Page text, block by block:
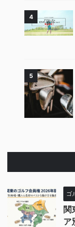
4
5
ゴ
関
ア